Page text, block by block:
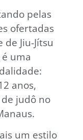
pelas
ofertadas
Jiu-Jítsu
é uma
anos,
judô no
um estilo